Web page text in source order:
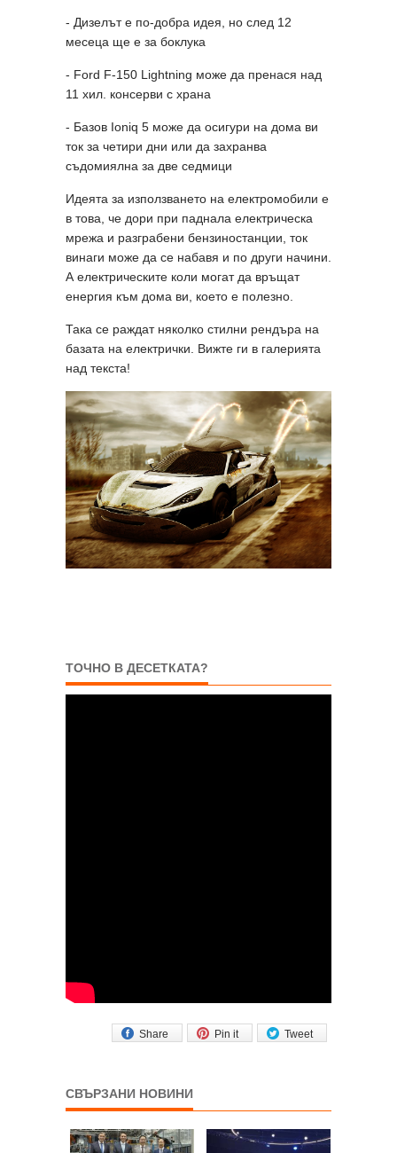
- Дизелът е по-добра идея, но след 12
месеца ще е за боклука
- Ford F-150 Lightning може да пренася над
11 хил. консерви с храна
- Базов Ioniq 5 може да осигури на дома ви
ток за четири дни или да захранва
съдомиялна за две седмици
Идеята за използването на електромобили е
в това, че дори при паднала електрическа
мрежа и разграбени бензиностанции, ток
винаги може да се набавя и по други начини.
А електрическите коли могат да връщат
енергия към дома ви, което е полезно.
Така се раждат няколко стилни рендъра на
базата на електрички. Вижте ги в галерията
над текста!
ТОЧНО В ДЕСЕТКАТА?
Tweet
Pin it
Share
СВЪРЗАНИ НОВИНИ